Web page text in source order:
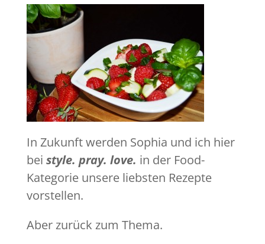
In Zukunft werden Sophia und ich hier
bei style. pray. love. in der Food-
Kategorie unsere liebsten Rezepte
vorstellen.
Aber zurück zum Thema.